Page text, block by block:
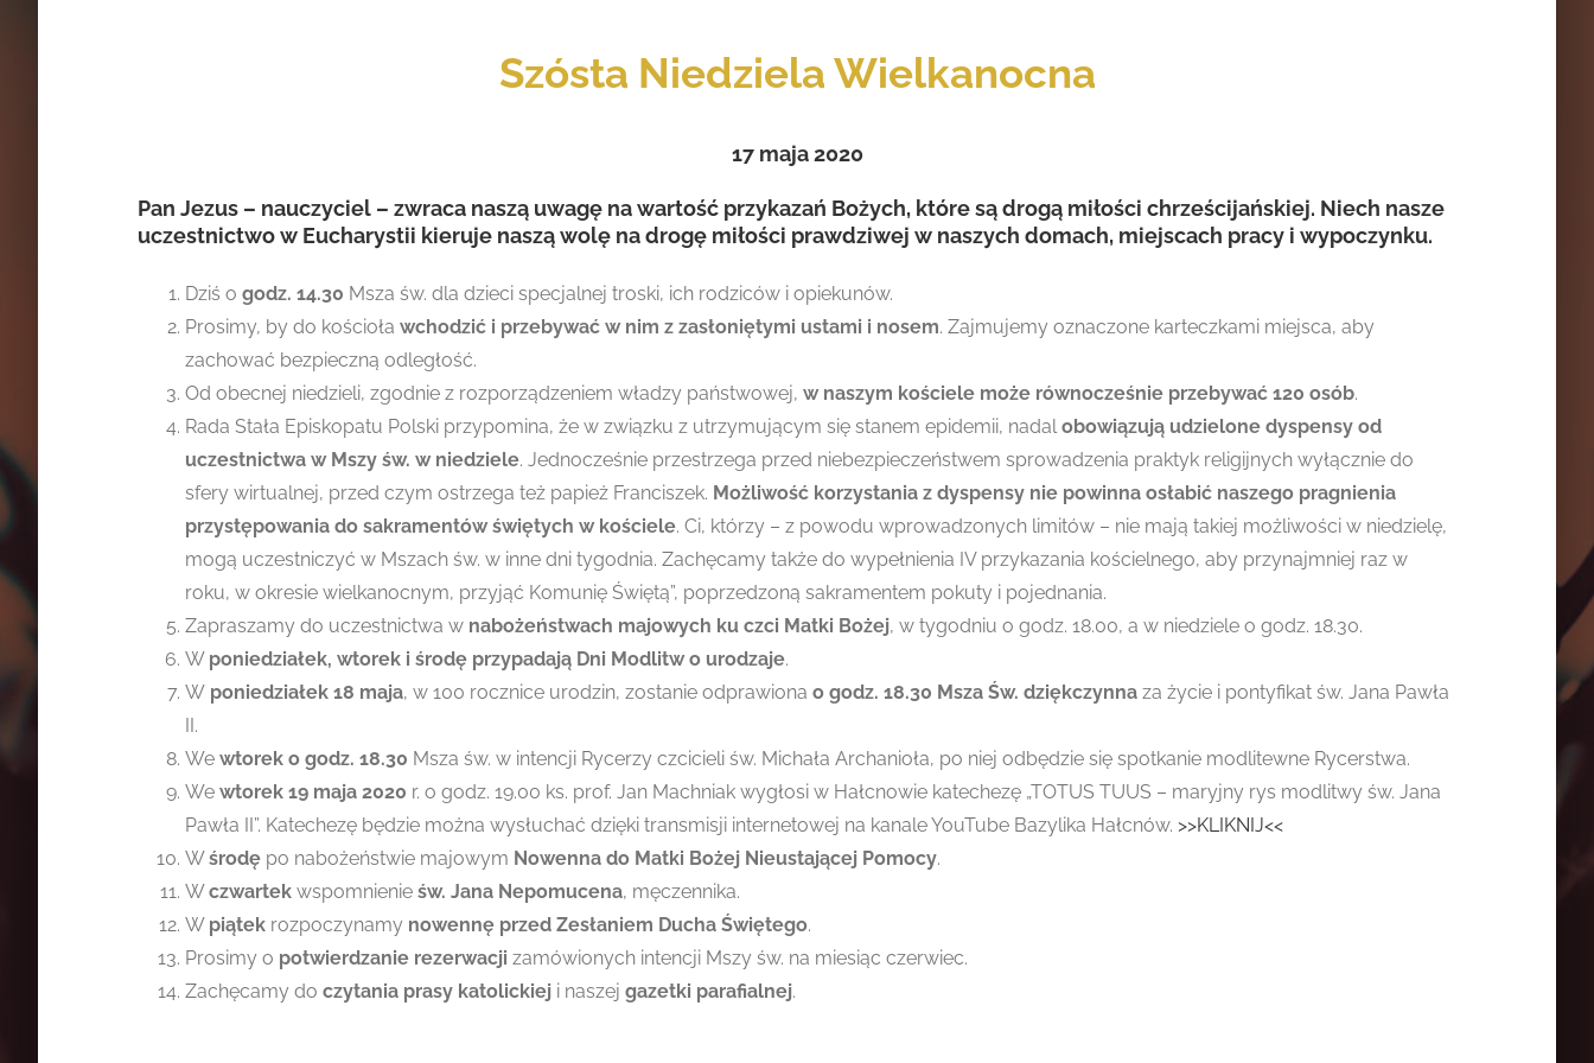
Szósta Niedziela Wielkanocna
17 maja2020
Pan Jezus – nauczyciel – zwraca naszą uwagę na wartość przykazań Bożych, które są drogą miłości chrześcijańskiej. Niech nasze
uczestnictwo w Eucharystii kieruje naszą wolę na drogę miłości prawdziwej w naszych domach, miejscach pracy i wypoczynku.
Dziś ogodz. 14.30 Msza św. dla dzieci specjalnej troski, ich rodziców i opiekunów.
Prosimy, by do kościoławchodzić i przebywać w nim z zasłoniętymi ustami i nosem. Zajmujemy oznaczone karteczkami miejsca, aby
zachować bezpieczną odległość.
Od obecnej niedzieli, zgodnie z rozporządzeniem władzy państwowej,w naszym kościele może równocześnie przebywać 120 osób.
Rada Stała Episkopatu Polski przypomina, że w związku z utrzymującym się stanem epidemii, nadalobowiązują udzielone dyspensy od
uczestnictwa w Mszy św. w niedziele. Jednocześnie przestrzega przed niebezpieczeństwem sprowadzenia praktyk religijnych wyłącznie do
sfery wirtualnej, przed czym ostrzega też papież Franciszek. Możliwość korzystania z dyspensy nie powinna osłabić naszego pragnienia
przystępowania do sakramentów świętych w kościele. Ci, którzy – z powodu wprowadzonych limitów – nie mają takiej możliwości w niedzielę,
mogą uczestniczyć w Mszach św. w inne dni tygodnia. Zachęcamy także do wypełnienia IV przykazania kościelnego, aby przynajmniej raz w
roku, w okresie wielkanocnym, przyjąć Komunię Świętą”, poprzedzoną sakramentem pokuty i pojednania.
Zapraszamy do uczestnictwa w nabożeństwach majowych ku czci Matki Bożej,w tygodniu o godz. 18.00, a w niedziele o godz. 18.30.
W poniedziałek, wtorek i środę przypadają Dni Modlitw o urodzaje.
W poniedziałek 18 maja, w 100 rocznice urodzin, zostanie odprawionao godz. 18.30 Msza Św. dziękczynnaza życie i pontyfikat św. Jana Pawła
II.
Wewtorek o godz. 18.30 Msza św. w intencji Rycerzy czcicieli św. Michała Archanioła, po niej odbędzie się spotkanie modlitewne Rycerstwa.
Wewtorek 19 maja 2020 r. o godz. 19.00 ks. prof. Jan Machniak wygłosi w Hałcnowie katechezę „TOTUS TUUS – maryjny rys modlitwy św. Jana
Pawła II”. Katechezę będzie można wysłuchać dzięki transmisji internetowej na kanale YouTube Bazylika Hałcnów. >>KLIKNIJ<<
Wśrodę po nabożeństwie majowym Nowenna do Matki Bożej Nieustającej Pomocy.
Wczwartekwspomnienieśw. Jana Nepomucena, męczennika.
W piątek rozpoczynamy nowennę przed Zesłaniem Ducha Świętego.
Prosimy o potwierdzanie rezerwacjizamówionych intencji Mszy św. na miesiąc czerwiec.
Zachęcamy doczytania prasy katolickiej i naszejgazetki parafialnej.